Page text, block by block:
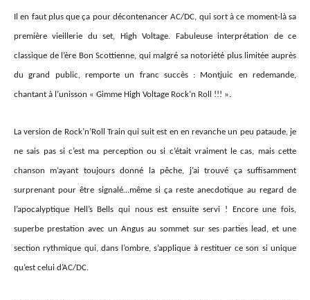
Il en faut plus que ça pour décontenancer AC/DC, qui sort à ce moment-là sa
première vieillerie du set, High Voltage. Fabuleuse interprétation de ce
classique de l’ère Bon Scottienne, qui malgré sa notoriété plus limitée auprès
du grand public, remporte un franc succès : Montjuic en redemande,
chantant à l’unisson « Gimme High Voltage Rock’n Roll !!! ».
La version de Rock’n’Roll Train qui suit est en en revanche un peu pataude, je
ne sais pas si c’est ma perception ou si c’était vraiment le cas, mais cette
chanson m’ayant toujours donné la pêche, j’ai trouvé ça suffisamment
surprenant pour être signalé…même si ça reste anecdotique au regard de
l’apocalyptique Hell’s Bells qui nous est ensuite servi ! Encore une fois,
superbe prestation avec un Angus au sommet sur ses parties lead, et une
section rythmique qui, dans l’ombre, s’applique à restituer ce son si unique
qu’est celui d’AC/DC.